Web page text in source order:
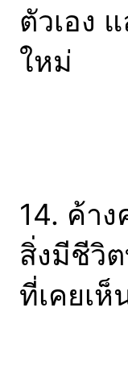
ตัวเอง
ใหม่
14. ค้า
สิ่งมีชีวิ
ที่เคยเห็